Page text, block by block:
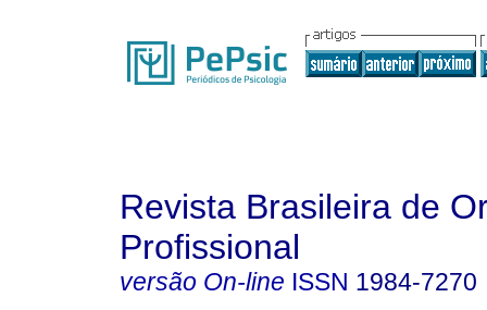
Revista Brasileira de
Profissional
versão On-line ISSN 1984-7270